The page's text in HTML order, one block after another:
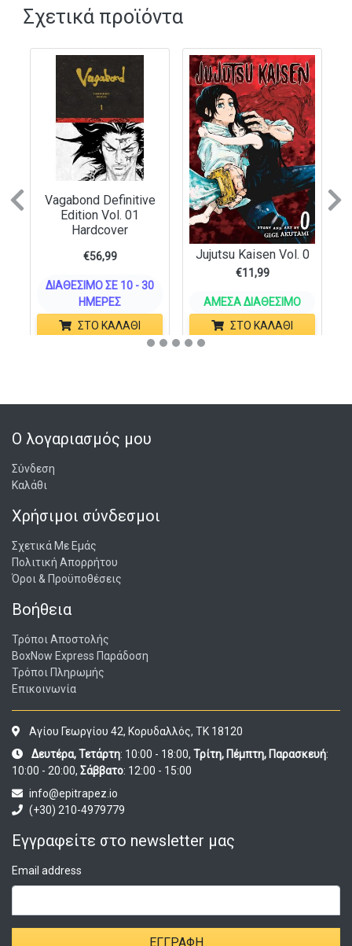
Σχετικά προϊόντα
Vagabond Definitive
Edition Vol. 01
Hardcover
€56,99
ΔΙΑΘΈΣΙΜΟ ΣΕ 10 - 30
ΗΜΈΡΕΣ
ΣΤΟ ΚΑΛΆΘΙ
Jujutsu Kaisen Vol. 0
€11,99
ΆΜΕΣΑ ΔΙΑΘΈΣΙΜΟ
ΣΤΟ ΚΑΛΆΘΙ
Previous
Ο λογαριασμός μου
Σύνδεση
Καλάθι
Χρήσιμοι σύνδεσμοι
Σχετικά Με Εμάς
Πολιτική Απορρήτου
Όροι & Προϋποθέσεις
Βοήθεια
Τρόποι Αποστολής
BoxNow Express Παράδοση
Τρόποι Πληρωμής
Επικοινωνία
Αγίου Γεωργίου 42, Κορυδαλλός, ΤΚ 18120
Δευτέρα, Τετάρτη: 10:00 - 18:00, Τρίτη, Πέμπτη, Παρασκευή:
10:00 - 20:00, Σάββατο: 12:00 - 15:00
info@epitrapez.io
(+30) 210-4979779
Εγγραφείτε στο newsletter μας
Email address
ΕΓΓΡΑΦΉ